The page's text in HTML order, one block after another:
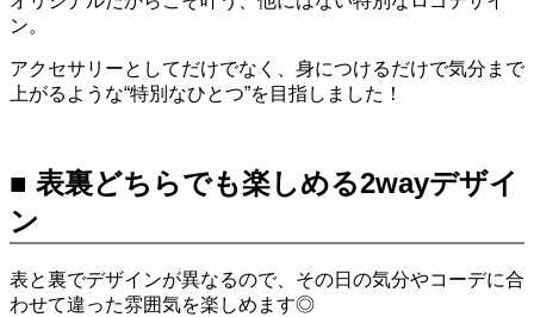
ン。
アクセサリーとしてだけでなく、身につけるだけで気分まで
上がるような“特別なひとつ”を目指しました！
■ 表裏どちらでも楽しめる2wayデザイ
ン
表と裏でデザインが異なるので、その日の気分やコーデに合
わせて違った雰囲気を楽しめます◎